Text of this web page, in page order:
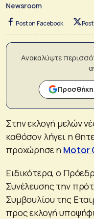
Newsroom
Post on Facebook
Ανακαλύψτε
Στην εκλογή μελών
καθόσον λήγει η
προχώρησε η Motor
Ειδικότερα, ο
Συνέλευσης την
Συμβουλίου της
προς εκλογή